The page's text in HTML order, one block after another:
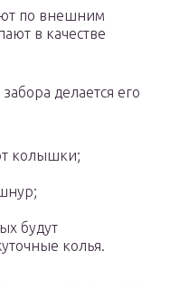
по внешним
в качестве
делается его
колышки;
будут
колья.